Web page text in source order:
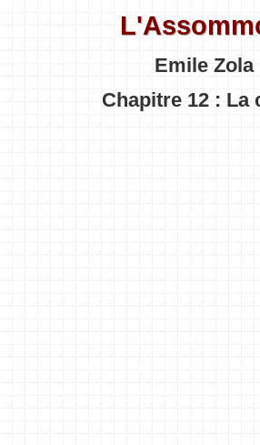
Emile Zola
Chapitre 12 : La